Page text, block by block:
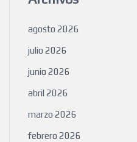
agosto 2026
julio 2026
junio 2026
abril 2026
marzo 2026
febrero 2026